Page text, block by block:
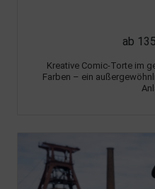
ab
Kreative Comic-Torte im
Farben – ein